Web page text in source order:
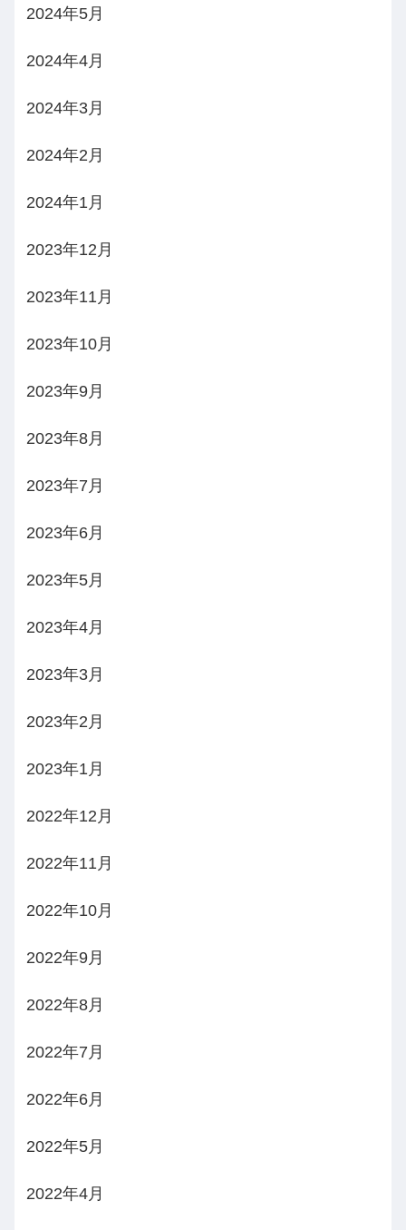
2024年5月
2024年4月
2024年3月
2024年2月
2024年1月
2023年12月
2023年11月
2023年10月
2023年9月
2023年8月
2023年7月
2023年6月
2023年5月
2023年4月
2023年3月
2023年2月
2023年1月
2022年12月
2022年11月
2022年10月
2022年9月
2022年8月
2022年7月
2022年6月
2022年5月
2022年4月